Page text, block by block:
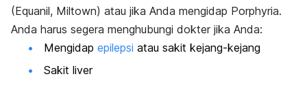
(Equanil, Miltown) atau jika Anda mengidap Porphyria.
Anda harus segera menghubungi dokter jika Anda:
Mengidap epilepsi atau sakit kejang-kejang
Sakit liver